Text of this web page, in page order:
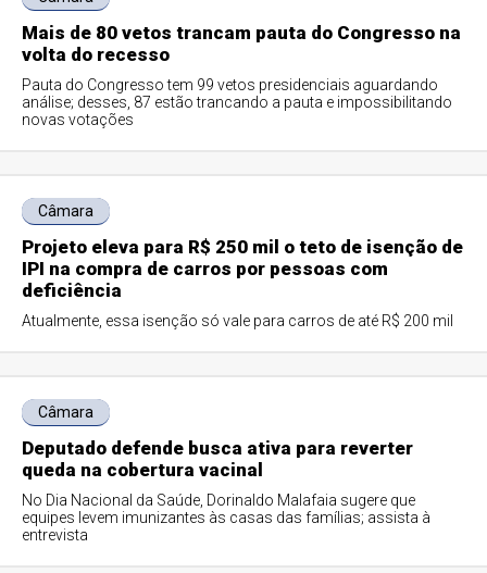
Mais de 80 vetos trancam pauta do Congresso na
volta do recesso
Pauta do Congresso tem 99 vetos presidenciais aguardando
análise; desses, 87 estão trancando a pauta e impossibilitando
novas votações
Câmara
Projeto eleva para R$ 250 mil o teto de isenção de
IPI na compra de carros por pessoas com
deficiência
Atualmente, essa isenção só vale para carros de até R$ 200 mil
Câmara
Deputado defende busca ativa para reverter
queda na cobertura vacinal
No Dia Nacional da Saúde, Dorinaldo Malafaia sugere que
equipes levem imunizantes às casas das famílias; assista à
entrevista